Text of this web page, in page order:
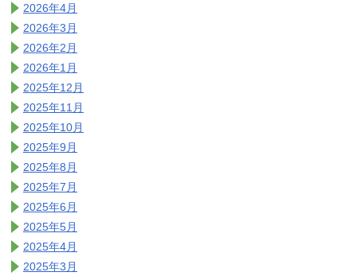
2026年4月
2026年3月
2026年2月
2026年1月
2025年12月
2025年11月
2025年10月
2025年9月
2025年8月
2025年7月
2025年6月
2025年5月
2025年4月
2025年3月